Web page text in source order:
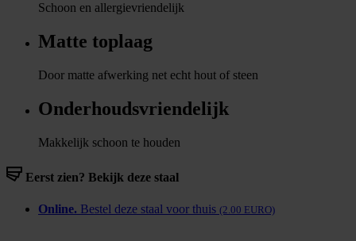
Schoon en allergievriendelijk
Matte toplaag
Door matte afwerking net echt hout of steen
Onderhoudsvriendelijk
Makkelijk schoon te houden
Eerst zien? Bekijk deze staal
Online. Bestel deze staal voor thuis (2.00 EURO)